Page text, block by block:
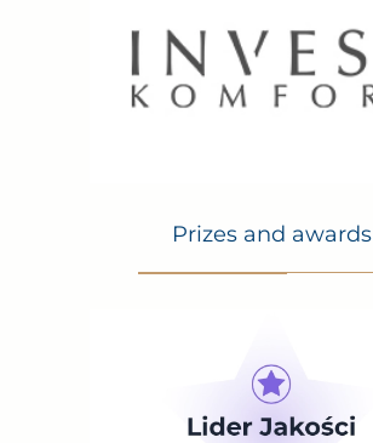
Prizes and awards